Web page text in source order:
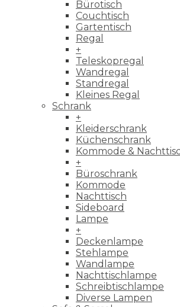
Bürotisch
Couchtisch
Gartentisch
Regal
+
Teleskopregal
Wandregal
Standregal
Kleines Regal
Schrank
+
Kleiderschrank
Küchenschrank
Kommode &
+
Büroschrank
Kommode
Nachttisch
Sideboard
Lampe
+
Deckenlampe
Stehlampe
Wandlampe
Nachttischlampe
Schreibtischlampe
Diverse Lampen